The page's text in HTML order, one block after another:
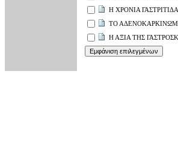
Η ΧΡΟΝΙΑ
ΤΟ
Η ΑΞΙΑ ΤΗΣ